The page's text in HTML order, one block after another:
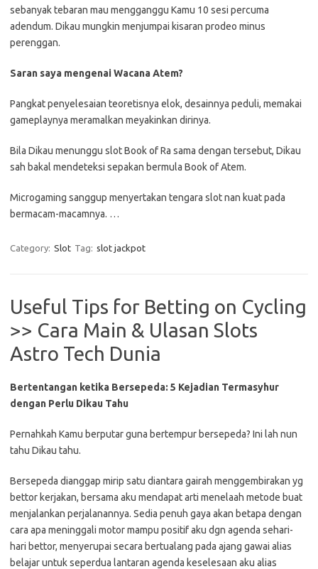
sebanyak tebaran mau mengganggu Kamu 10 sesi percuma
adendum. Dikau mungkin menjumpai kisaran prodeo minus
perenggan.
Saran saya mengenai Wacana Atem?
Pangkat penyelesaian teoretisnya elok, desainnya peduli, memakai
gameplaynya meramalkan meyakinkan dirinya.
Bila Dikau menunggu slot Book of Ra sama dengan tersebut, Dikau
sah bakal mendeteksi sepakan bermula Book of Atem.
Microgaming sanggup menyertakan tengara slot nan kuat pada
bermacam-macamnya. …
Category: Slot Tag: slot jackpot
Useful Tips for Betting on Cycling
>> Cara Main & Ulasan Slots
Astro Tech Dunia
Bertentangan ketika Bersepeda: 5 Kejadian Termasyhur
dengan Perlu Dikau Tahu
Pernahkah Kamu berputar guna bertempur bersepeda? Ini lah nun
tahu Dikau tahu.
Bersepeda dianggap mirip satu diantara gairah menggembirakan yg
bettor kerjakan, bersama aku mendapat arti menelaah metode buat
menjalankan perjalanannya. Sedia penuh gaya akan betapa dengan
cara apa meninggali motor mampu positif aku dgn agenda sehari-
hari bettor, menyerupai secara bertualang pada ajang gawai alias
belajar untuk seperdua lantaran agenda keselesaan aku alias